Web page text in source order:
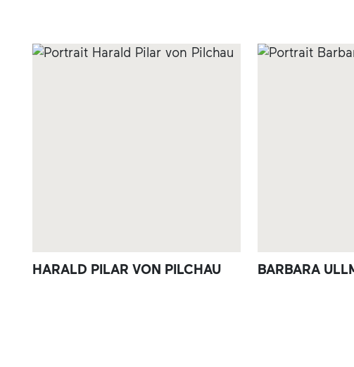
HARALD PILAR VON PILCHAU BARBARA